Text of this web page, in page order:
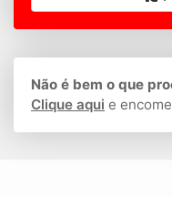
Não é bem o que
Clique aqui e